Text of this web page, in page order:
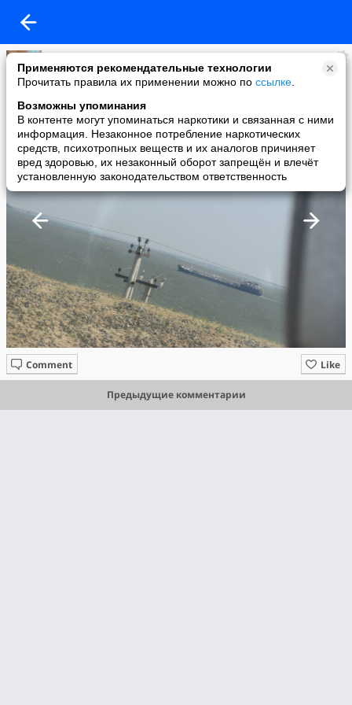
Применяются рекомендательные технологии
Прочитать правила их применении можно по ссылке
Возможны упоминания
В контенте могут упоминаться наркотики и связанная с ними
информация. Незаконное потребление наркотических
средств, психотропных веществ и их аналогов причиняет
вред здоровью, их незаконный оборот запрещён и влечёт
установленную законодательством ответственность
(Женя)
added a photo
07 Sep в 08:31
Like
Comment
Предыдущие комментарии